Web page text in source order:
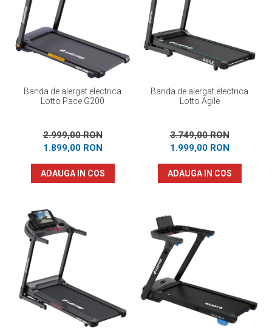
Banda de alergat electrica
Lotto Pace G200
2.999,00 RON
1.899,00 RON
ADAUGA IN COS
Banda de alergat electrica
Lotto Agile
3.749,00 RON
1.999,00 RON
ADAUGA IN COS